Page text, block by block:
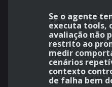
Se o agente
executa tools,
avaliação não
restrito ao
medir
cenários
contexto
de falha bem